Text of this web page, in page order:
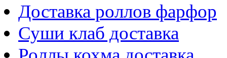
Доставка роллов фарфор
Суши клаб доставка